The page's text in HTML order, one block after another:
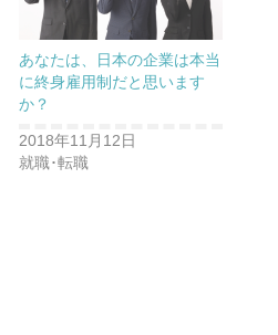
あなたは、日本の企業は本当
に終身雇用制だと思います
か？
2018年11月12日
就職･転職